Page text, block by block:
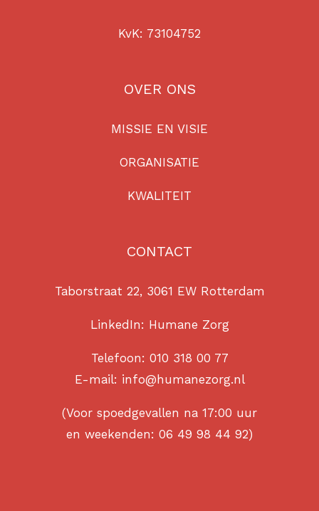
KvK: 73104752
OVER ONS
MISSIE EN VISIE
ORGANISATIE
KWALITEIT
CONTACT
Taborstraat 22, 3061 EW Rotterdam
LinkedIn: Humane Zorg
Telefoon: 010 318 00 77
E-mail: info@humanezorg.nl
(Voor spoedgevallen na 17:00 uur
en weekenden: 06 49 98 44 92)